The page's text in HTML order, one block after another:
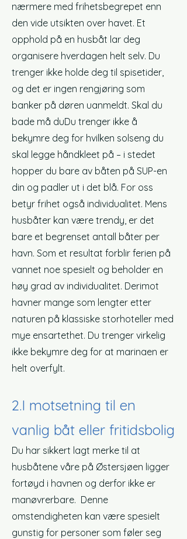
nærmere med frihetsbegrepet enn
den vide utsikten over havet. Et
opphold på en husbåt lar deg
organisere hverdagen helt selv. Du
trenger ikke holde deg til spisetider,
og det er ingen rengjøring som
banker på døren uanmeldt. Skal du
bade må duDu trenger ikke å
bekymre deg for hvilken solseng du
skal legge håndkleet på – i stedet
hopper du bare av båten på SUP-en
din og padler ut i det blå. For oss
betyr frihet også individualitet. Mens
husbåter kan være trendy, er det
bare et begrenset antall båter per
havn. Som et resultat forblir ferien på
vannet noe spesielt og beholder en
høy grad av individualitet. Derimot
havner mange som lengter etter
naturen på klassiske storhoteller med
mye ensartethet. Du trenger virkelig
ikke bekymre deg for at marinaen er
helt overfylt.
2.I motsetning til en
vanlig båt eller fritidsbolig
Du har sikkert lagt merke til at
husbåtene våre på Østersjøen ligger
fortøyd i havnen og derfor ikke er
manøvrerbare. Denne
omstendigheten kan være spesielt
gunstig for personer som føler seg